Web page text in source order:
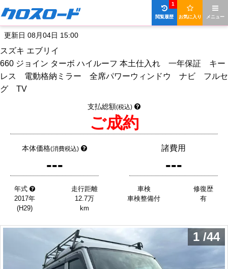
メニュー
お気に入り
閲覧履歴
1
更新日 08月04日 15:00
スズキ エブリイ
660 ジョイン ターボ ハイルーフ 本土仕入れ 一年保証 キー
レス 電動格納ミラー 全席パワーウィンドウ ナビ フルセ
グ TV
支払総額(税込)
ご成約
本体価格(消費税込)
---
諸費用
---
年式
2017年
(H29)
走行距離
12.7万
km
車検
車検整備付
修復歴
有
1 /44